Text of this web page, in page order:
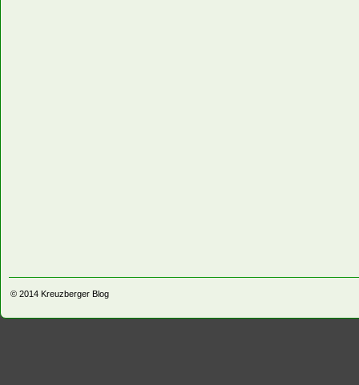
© 2014 Kreuzberger Blog